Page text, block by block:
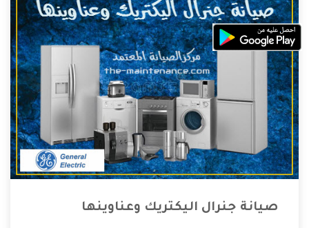
صيانة جنرال اليكتريك وعناوينها